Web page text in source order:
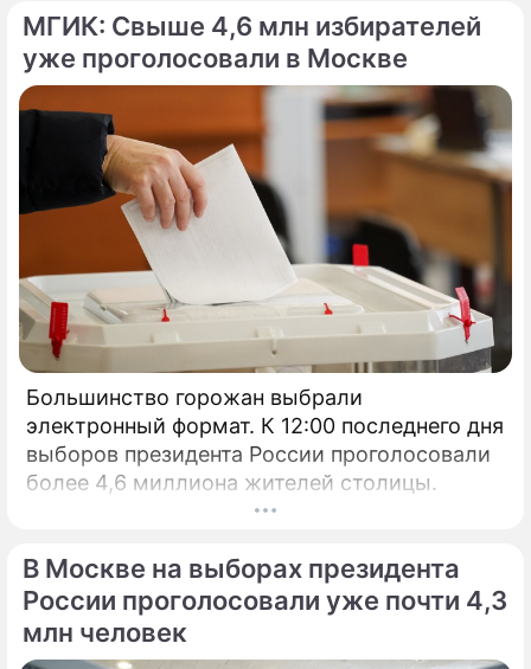
МГИК: Свыше 4,6 млн избирателей
уже проголосовали в Москве
Большинство горожан выбрали
электронный формат. К 12:00 последнего дня
выборов президента России проголосовали
более 4,6 миллиона жителей столицы.
В Москве на выборах президента
России проголосовали уже почти 4,3
млн человек